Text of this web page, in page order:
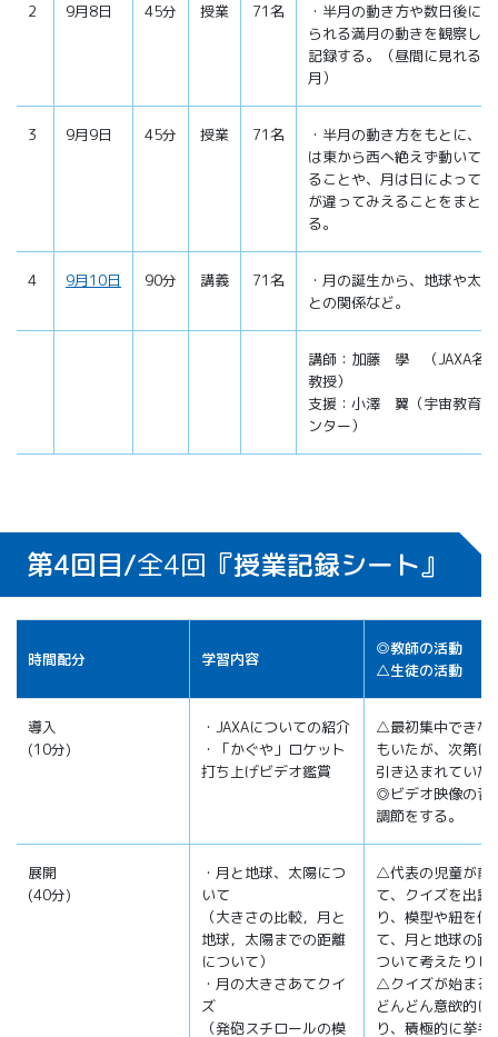
2 9月8日 45分 授業 71名
・半月の動き方や数日後に見
られる満月の動きを観察して
記録する。（昼間に見れる
月）
3 9月9日 45分 授業 71名
・半月の動き方をもとに、月
は東から西へ絶えず動いてい
ることや、月は日によって形
が違ってみえることをまとめ
る。
4 9月10日 90分 講義 71名
・月の誕生から、地球や太陽
との関係など。
講師：加藤 學 （JAXA名
教授）
支援：小澤 翼（宇宙教育セ
ンター）
第4回目/全4回 『授業記録シート』
時間配分 学習内容
◎教師の活動
△生徒の活動
導入
(10分)
・JAXAについての紹介
・「かぐや」ロケット
打ち上げビデオ鑑賞
△最初集中できな
もいたが、次第に
引き込まれていた
◎ビデオ映像の音
調節をする。
展開
(40分)
・月と地球、太陽につ
いて
（大きさの比較，月と
地球，太陽までの距離
について）
・月の大きさあてクイ
ズ
（発砲スチロールの模
△代表の児童が前
て、クイズを出題
り、模型や紐を使
て、月と地球の距
ついて考えたりし
△クイズが始まる
どんどん意欲的に
り、積極的に挙手